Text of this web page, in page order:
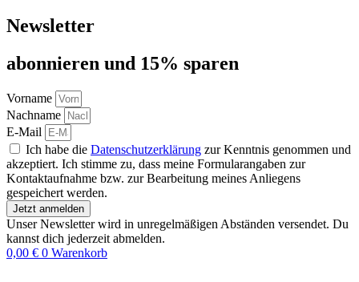
Newsletter
abon­nie­ren und 15% sparen
Vorname
Nachname
E-Mail
Ich habe die Datenschutzerklärung zur Kenntnis genommen und
akzeptiert. Ich stimme zu, dass meine Formularangaben zur
Kontaktaufnahme bzw. zur Bearbeitung meines Anliegens
gespeichert werden.
Jetzt anmelden
Unser Newsletter wird in unregelmäßigen Abständen versendet. Du
kannst dich jederzeit abmelden.
0,00 € 0 Warenkorb